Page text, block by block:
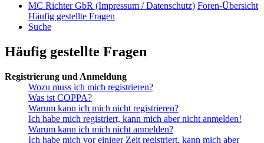
MC Richter GbR (Impressum / Datenschutz) Foren-Übersicht
Häufig gestellte Fragen
Suche
Häufig gestellte Fragen
Registrierung und Anmeldung
Wozu muss ich mich registrieren?
Was ist COPPA?
Warum kann ich mich nicht registrieren?
Ich habe mich registriert, kann mich aber nicht anmelden!
Warum kann ich mich nicht anmelden?
Ich habe mich vor einiger Zeit registriert, kann mich aber